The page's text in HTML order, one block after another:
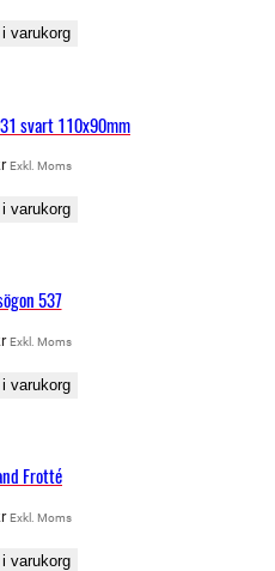
varukorg
svart 110x90mm
Exkl. Moms
varukorg
537
Exkl. Moms
i varukorg
Frotté
Exkl. Moms
varukorg